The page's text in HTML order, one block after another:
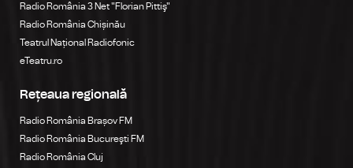
Radio România 3 Net "Florian Pittiş"
Radio România Chișinău
Teatrul Național Radiofonic
eTeatru.ro
Rețeaua regională
Radio România Brașov FM
Radio România Bucureşti FM
Radio România Cluj